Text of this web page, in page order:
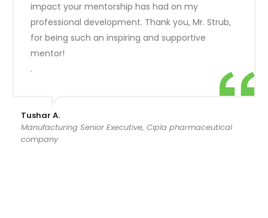
impact your mentorship has had on my
professional development. Thank you, Mr. Strub,
for being such an inspiring and supportive
mentor!
.
Tushar A.
Manufacturing Senior Executive, Cipla pharmaceutical
company